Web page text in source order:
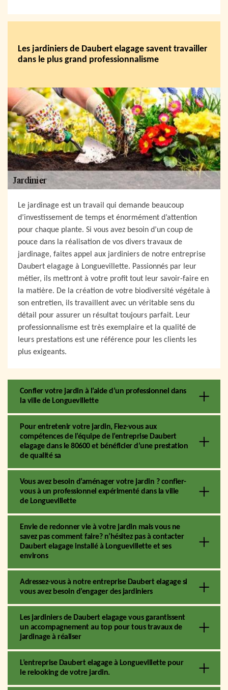
Les jardiniers de Daubert elagage savent travailler
dans le plus grand professionnalisme
Le jardinage est un travail qui demande beaucoup
d’investissement de temps et énormément d’attention
pour chaque plante. Si vous avez besoin d’un coup de
pouce dans la réalisation de vos divers travaux de
jardinage, faites appel aux jardiniers de notre entreprise
Daubert elagage à Longuevillette. Passionnés par leur
métier, ils mettront à votre profit tout leur savoir-faire en
la matière. De la création de votre biodiversité végétale à
son entretien, ils travaillent avec un véritable sens du
détail pour assurer un résultat toujours parfait. Leur
professionnalisme est très exemplaire et la qualité de
leurs prestations est une référence pour les clients les
plus exigeants.
Confier votre jardin à l’aide d’un professionnel dans
la ville de Longuevillette
Pour entretenir votre jardin, Fiez-vous aux
compétences de l’équipe de l’entreprise Daubert
elagage dans le 80600 et bénéficier d’une prestation
de qualité sa
Vous avez besoin d’aménager votre jardin ? confier-
vous à un professionnel expérimenté dans la ville
de Longuevillette
Envie de redonner vie à votre jardin mais vous ne
savez pas comment faire? n’hésitez pas à contacter
Daubert elagage installé à Longuevillette et ses
environs
Adressez-vous à notre entreprise Daubert elagage si
vous avez besoin d’engager des jardiniers
Les jardiniers de Daubert elagage vous garantissent
un accompagnement au top pour tous travaux de
jardinage à réaliser
L’entreprise Daubert elagage à Longuevillette pour
le relooking de votre jardin.